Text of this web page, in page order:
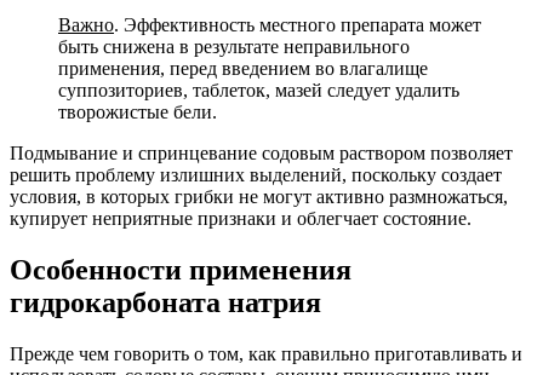
Важно. Эффективность местного препарата может
быть снижена в результате неправильного
применения, перед введением во влагалище
суппозиториев, таблеток, мазей следует удалить
творожистые бели.
Подмывание и спринцевание содовым раствором позволяет
решить проблему излишних выделений, поскольку создает
условия, в которых грибки не могут активно размножаться,
купирует неприятные признаки и облегчает состояние.
Особенности применения
гидрокарбоната натрия
Прежде чем говорить о том, как правильно приготавливать и